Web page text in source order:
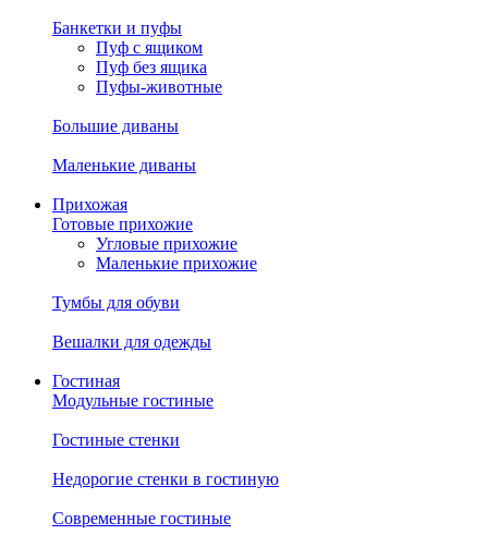
Банкетки и пуфы
Пуф с ящиком
Пуф без ящика
Пуфы-животные
Большие диваны
Маленькие диваны
Прихожая
Готовые прихожие
Угловые прихожие
Маленькие прихожие
Тумбы для обуви
Вешалки для одежды
Гостиная
Модульные гостиные
Гостиные стенки
Недорогие стенки в гостиную
Современные гостиные